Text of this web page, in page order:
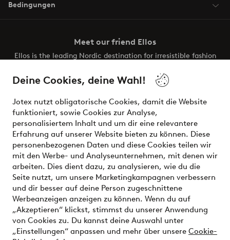
Deine Cookies, deine Wahl!
Jotex nutzt obligatorische Cookies, damit die Website
funktioniert, sowie Cookies zur Analyse,
personalisiertem Inhalt und um dir eine relevantere
Erfahrung auf unserer Website bieten zu können. Diese
personenbezogenen Daten und diese Cookies teilen wir
mit den Werbe- und Analyseunternehmen, mit denen wir
arbeiten. Dies dient dazu, zu analysieren, wie du die
Seite nutzt, um unsere Marketingkampagnen verbessern
und dir besser auf deine Person zugeschnittene
Werbeanzeigen anzeigen zu können. Wenn du auf
„Akzeptieren“ klickst, stimmst du unserer Anwendung
von Cookies zu. Du kannst deine Auswahl unter
„Einstellungen“ anpassen und mehr über unsere Cookie-
Bedingungen
Meet our friend Ellos
Ellos is the leading Nordic destination for irresistible fashion
the latest trends, curated to make finding your next look
effortless. It’s all here.
Visit Ellos
Sichere Zahlungen - Jetzt bezahlen oder aufteilen
Möchtest du mehr über unsere
Zahlungsmöglichkeitenerfahren?